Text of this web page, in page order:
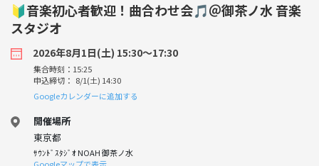
🔰音楽初心者歓迎！曲合わせ会🎵＠御茶ノ水 音楽
スタジオ
2026年8月1日(土) 15:30〜17:30
集合時刻：15:25
申込締切： 8/1(土) 14:30
Googleカレンダーに追加する
開催場所
東京都
ｻｳﾝﾄﾞｽﾀｼﾞｵ NOAH 御茶ノ水